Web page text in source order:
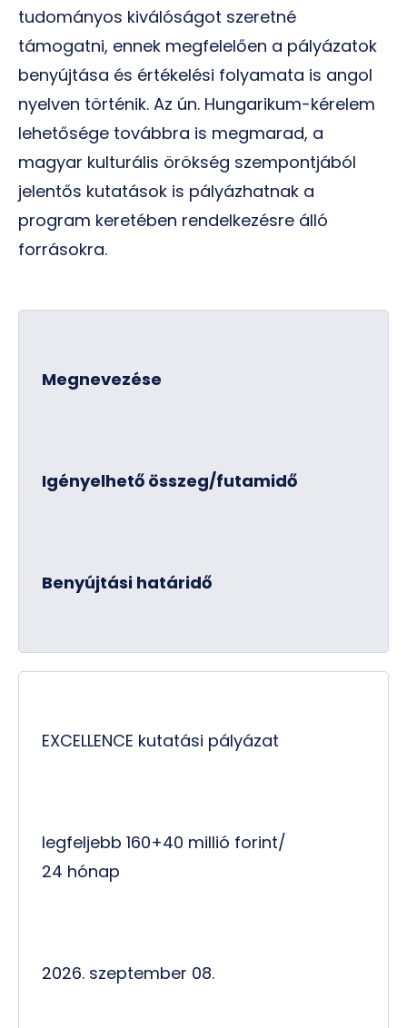
tudományos kiválóságot szeretné
támogatni, ennek megfelelően a pályázatok
benyújtása és értékelési folyamata is angol
nyelven történik. Az ún. Hungarikum-kérelem
lehetősége továbbra is megmarad, a
magyar kulturális örökség szempontjából
jelentős kutatások is pályázhatnak a
program keretében rendelkezésre álló
forrásokra.
Megnevezése
Igényelhető összeg/futamidő
Benyújtási határidő
EXCELLENCE kutatási pályázat
legfeljebb 160+40 millió forint/
24 hónap
2026. szeptember 08.